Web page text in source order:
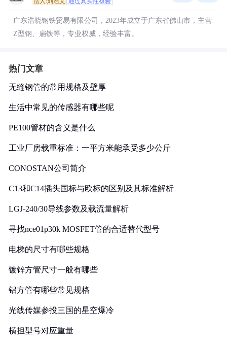
广东浩晓钢铁贸易有限公司，2023年成立于广东省佛山市，主营
Z型钢、扁铁等，专业权威，经验丰富。
热门文章
无缝钢管的常用规格及壁厚
生活中常见的传感器有哪些呢
PE100管材的含义是什么
工业厂房载重标准：一平方米能承受多少公斤
CONOSTAN公司简介
C13和C14插头国标与欧标的区别及其标准解析
LGJ-240/30导线参数及载流量解析
寻找nce01p30k MOSFET管的合适替代型号
电梯的尺寸有哪些规格
镀锌方管尺寸一般有哪些
铝方管有哪些常见规格
光线传媒参投三国的星空爆冷
横担型号对应重量